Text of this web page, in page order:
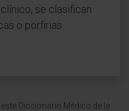
se clasifican
o porfirias
Diccionario Médico de la